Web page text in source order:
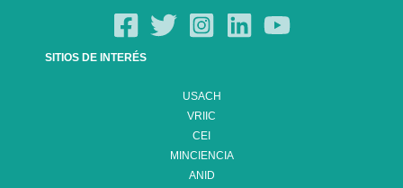
SITIOS DE INTERÉS
USACH
VRIIC
CEI
MINCIENCIA
ANID